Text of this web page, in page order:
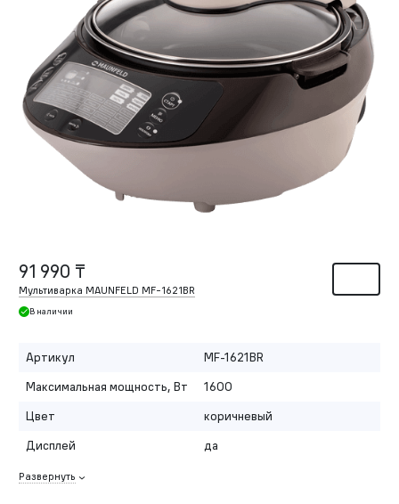
91 990 ₸
Мультиварка MAUNFELD MF-1621BR
В наличии
Артикул
MF-1621BR
Максимальная мощность, Вт
1600
Цвет
коричневый
Дисплей
да
Развернуть